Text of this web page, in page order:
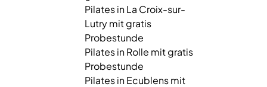
Pilates in La Croix-sur-
Lutry mit gratis
Probestunde
Pilates in Rolle mit gratis
Probestunde
Pilates in Ecublens mit